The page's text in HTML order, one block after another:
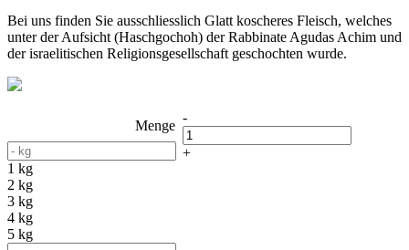
Bei uns finden Sie ausschliesslich Glatt koscheres Fleisch, welches
unter der Aufsicht (Haschgochoh) der Rabbinate Agudas Achim und
der israelitischen Religionsgesellschaft geschochten wurde.
-
+
Menge
1 kg
2 kg
3 kg
4 kg
5 kg